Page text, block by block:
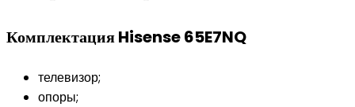
Комплектация Hisense 65E7NQ
телевизор;
опоры;